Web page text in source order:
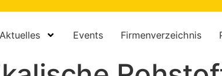
Aktuelles
Events Firmenverzeichnis